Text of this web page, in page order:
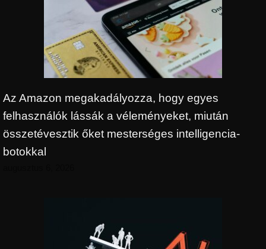
Az Amazon megakadályozza, hogy egyes
felhasználók lássák a véleményeket, miután
összetévesztik őket mesterséges intelligencia-
botokkal